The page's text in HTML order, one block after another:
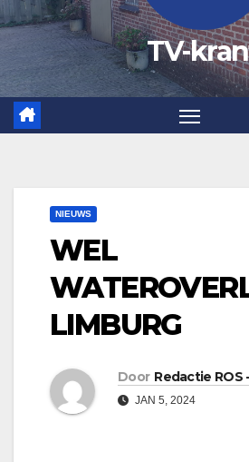
TV-
NIEUWS
WEL
LIMBURG
Door Redactie ROS
JAN 5, 2024